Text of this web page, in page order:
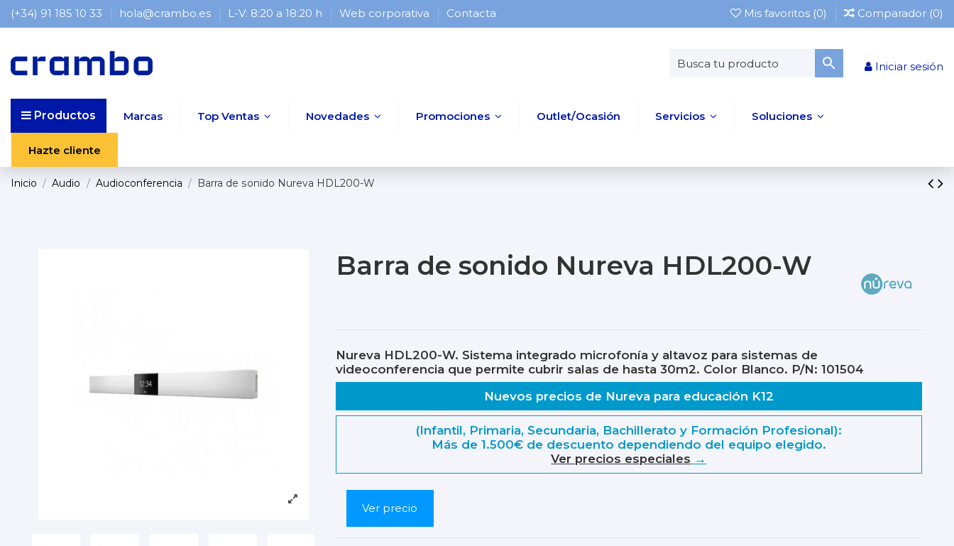
(+34) 91 185 10 33 hola@crambo.es L-V: 8:20 a 18:20 h Web corporativa Contacta Mis favoritos (0) Comparador (0)
Iniciar sesión
Productos Marcas Top Ventas Novedades Promociones Outlet/Ocasión Servicios Soluciones
Hazte cliente
Inicio Audio Audioconferencia Barra de sonido Nureva HDL200-W
Barra de sonido Nureva HDL200-W
Nureva HDL200-W. Sistema integrado microfonía y altavoz para sistemas de
videoconferencia que permite cubrir salas de hasta 30m2. Color Blanco. P/N: 101504
Nuevos precios de Nureva para educación K12
(Infantil, Primaria, Secundaria, Bachillerato y Formación Profesional):
Más de 1.500€ de descuento dependiendo del equipo elegido.
Ver precios especiales →
Ver precio